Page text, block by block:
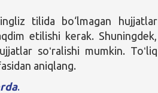
tilida bo‘lmagan hujjatlar
etilishi kerak. Shuningdek,
soʻralishi mumkin. Toʻliq
aniqlang.
.